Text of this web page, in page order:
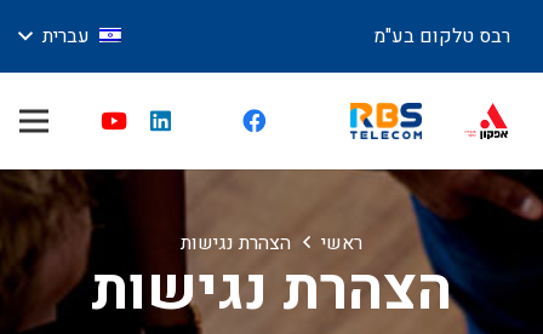
רבס טלקום בע"מ עברית
ראשי הצהרת נגישות
הצהרת נגישות